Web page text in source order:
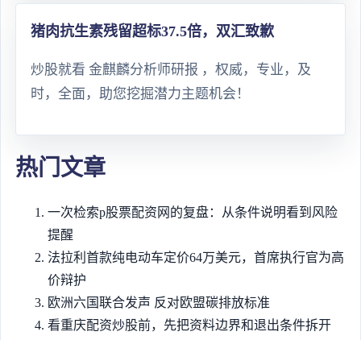
猪肉抗生素残留超标37.5倍，双汇致歉
炒股就看 金麒麟分析师研报 ，权威，专业，及
时，全面，助您挖掘潜力主题机会！
热门文章
一次检索p股票配资网的复盘：从条件说明看到风险
提醒
法拉利首款纯电动车定价64万美元，首席执行官为高
价辩护
欧洲六国联合发声 反对欧盟碳排放标准
看重庆配资炒股前，先把资料边界和退出条件拆开